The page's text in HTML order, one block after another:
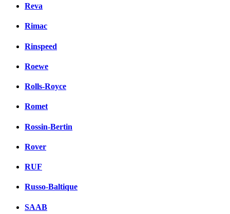
Reva
Rimac
Rinspeed
Roewe
Rolls-Royce
Romet
Rossin-Bertin
Rover
RUF
Russo-Baltique
SAAB